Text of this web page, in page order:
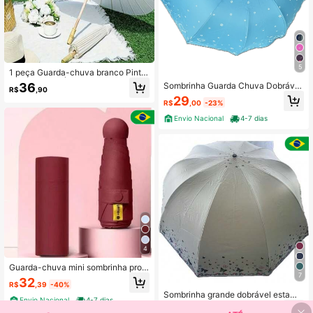
1 peça Guarda-chuva branco Pintá
vel em Papel Óleo Branco Para Pint
ura Manual DIY, Cor Branca para H
R$36 ,90
4
Guarda-chuva mini sombrinha prot
eção solar UV de cápsula com estoj
o
R$32 ,39 -40%
Envio Nacional
4-7 dias
5
Sombrinha Guarda Chuva Dobrável
Adulta Masculina Feminina Portátil
Prática Tecido
R$29 ,00 -23%
Envio Nacional
4-7 dias
7
Sombrinha grande dobrável estamp
a borboleta com blackout proteção